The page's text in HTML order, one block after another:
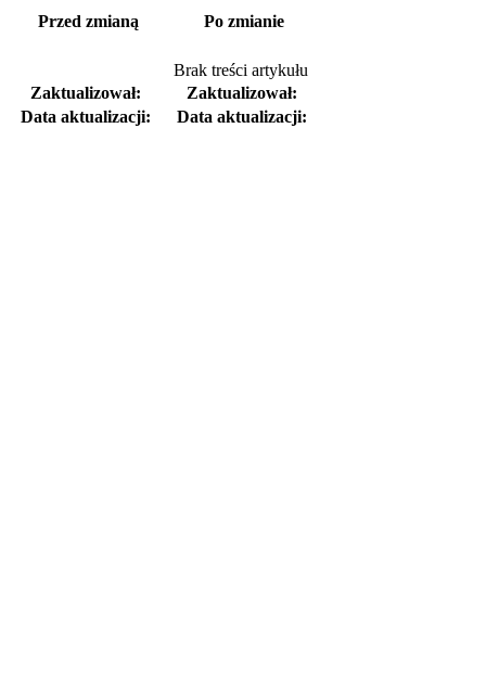
Przed zmianą Po zmianie
Zaktualizował:
Data aktualizacji:
Brak treści artykułu
Zaktualizował:
Data aktualizacji: